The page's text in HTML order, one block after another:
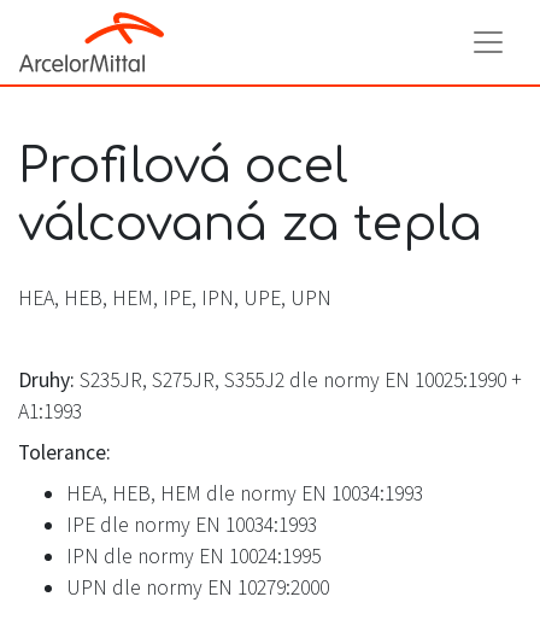
Profilová ocel
válcovaná za tepla
HEA, HEB, HEM, IPE, IPN, UPE, UPN
Druhy: S235JR, S275JR, S355J2 dle normy EN 10025:1990 +
A1:1993
Tolerance:
HEA, HEB, HEM dle normy EN 10034:1993
IPE dle normy EN 10034:1993
IPN dle normy EN 10024:1995
UPN dle normy EN 10279:2000